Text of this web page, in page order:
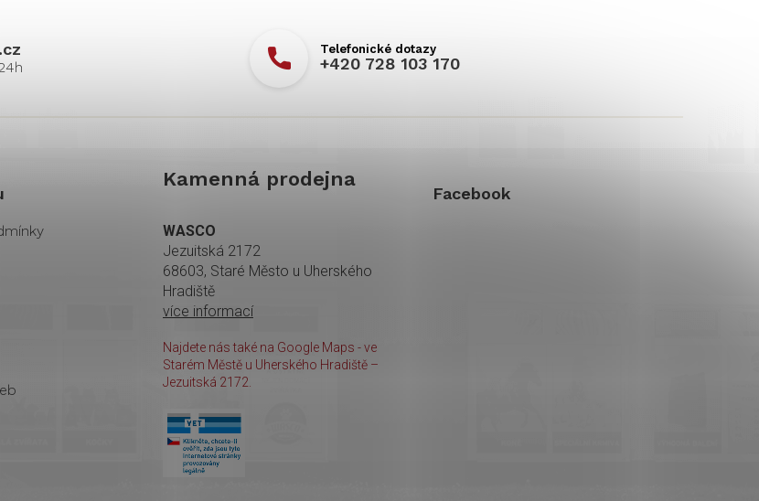
+420 728 103 170
Kamenná prodejna
WASCO
Jezuitská 2172
68603, Staré Město u Uherského
Hradiště
více informací
Najdete nás také na Google Maps - ve
Starém Městě u Uherského Hradiště –
Jezuitská 2172.
Facebook